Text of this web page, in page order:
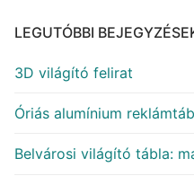
LEGUTÓBBI
3D világító felirat
Óriás alumínium
Belvárosi világító tábla: